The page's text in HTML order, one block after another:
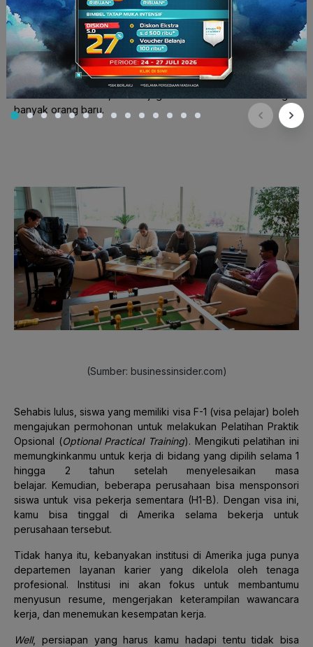
Eits, masih ada pilihan lainnya kok. Kamu bisa coba program
belajar di luar negeri atau pertukaran pelajar sepanjang
semester atau musim panas. Cara ini tentu akan memberikan
pengalaman baru dalam belajar. Berbagai kesempatan
tersebut tentu harus kamu manfaatkan dengan baik. Selain
melatih kemandirian, kamu juga akan berinteraksi dengan
banyak orang baru.
(Sumber: businessinsider.com)
Sehabis lulus, siswa yang memiliki visa F-1 (visa pelajar) boleh
mengajukan permohonan untuk melakukan Pelatihan Praktik
Opsional (Optional Practical Training). Mengikuti pelatihan ini
memungkinkanmu untuk kerja di bidang yang dipilih selama 1
hingga 2 tahun setelah menyelesaikan masa
belajar.Kemudian, beberapa perusahaan bisa mensponsori
siswa untuk visa pekerja sementara (H1-B). Dengan visa ini,
kamu bisa tinggal di Amerika selama bekerja untuk
perusahaan tersebut.
Tidak hanya itu, kebanyakan institusi di Amerika juga punya
departemen layanan karier yang dikelola oleh tenaga
profesional. Institusi ini akan fokus untuk membantumu
menyusun resume, mengerjakan keterampilan wawancara
kerja, dan menemukan kesempatan kerja.
Well, persiapan yang harus kamu hadapi tentu tidak bisa